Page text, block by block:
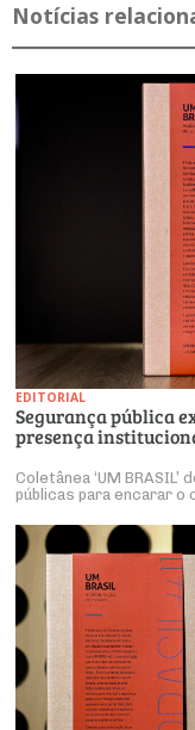
Notícias
EDITORIAL
Segurança pública
presença
Coletânea ‘UM
públicas para encarar o